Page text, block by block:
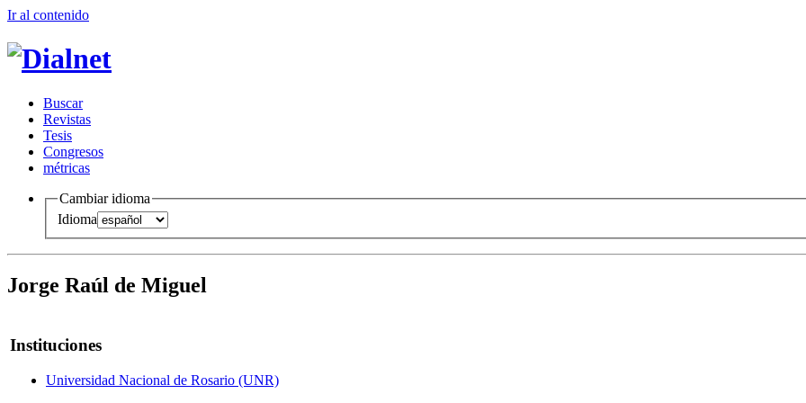
Ir al contenido
Buscar
Revistas
Tesis
Congresos
métricas
Cambiar idioma
Idioma
Jorge Raúl de Miguel
Instituciones
Universidad Nacional de Rosario (UNR)